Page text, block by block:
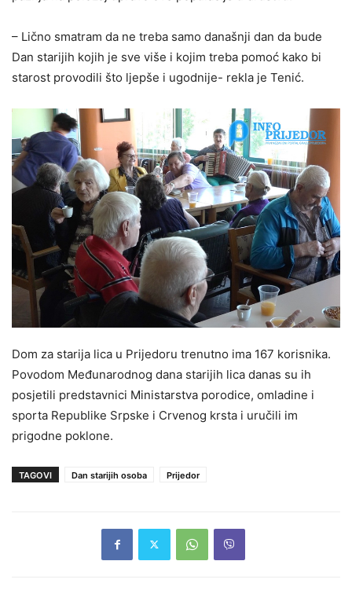
– Lično smatram da ne treba samo današnji dan da bude
Dan starijih kojih je sve više i kojim treba pomoć kako bi
starost provodili što ljepše i ugodnije- rekla je Tenić.
Dom za starija lica u Prijedoru trenutno ima 167 korisnika.
Povodom Međunarodnog dana starijih lica danas su ih
posjetili predstavnici Ministarstva porodice, omladine i
sporta Republike Srpske i Crvenog krsta i uručili im
prigodne poklone.
TAGOVI Dan starijih osoba Prijedor